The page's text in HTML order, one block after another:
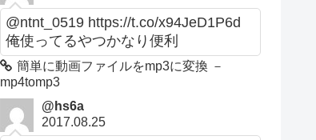
@ntnt_0519 https://t.co/x94JeD1P6d
俺使ってるやつかなり便利
簡単に動画ファイルをmp3に変換 －
mp4tomp3
@hs6a
2017.08.25